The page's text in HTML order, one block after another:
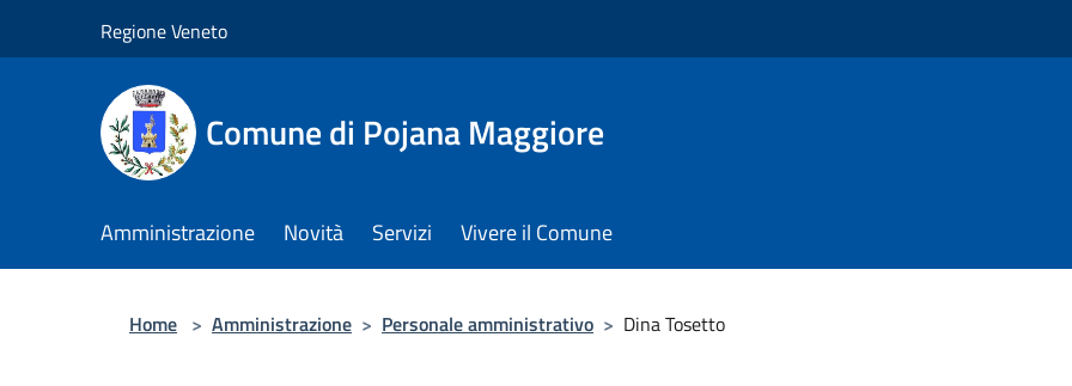
Regione Veneto
Comune di Pojana Maggiore
Amministrazione Novità Servizi Vivere il Comune
Home > Amministrazione > Personale amministrativo > Dina Tosetto